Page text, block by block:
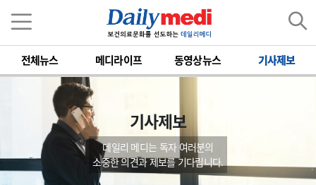
전체뉴스 메디라이프 동영상뉴스 기사제보
기사제보
데일리 메디는 독자 여러분의
소중한 의견과 제보를 기다립니다.